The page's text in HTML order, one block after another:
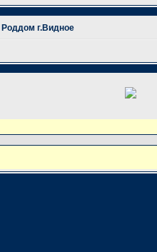
Роддом г.Видное